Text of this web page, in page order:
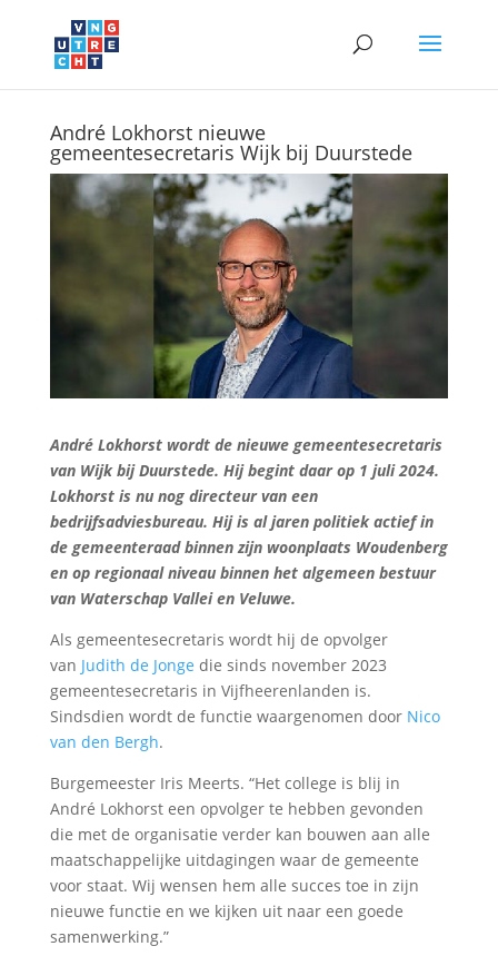
André Lokhorst nieuwe
gemeentesecretaris Wijk bij Duurstede
André Lokhorst wordt de nieuwe gemeentesecretaris
van Wijk bij Duurstede. Hij begint daar op 1 juli 2024.
Lokhorst is nu nog directeur van een
bedrijfsadviesbureau. Hij is al jaren politiek actief in
de gemeenteraad binnen zijn woonplaats Woudenberg
en op regionaal niveau binnen het algemeen bestuur
van Waterschap Vallei en Veluwe.
Als gemeentesecretaris wordt hij de opvolger
van Judith de Jonge die sinds november 2023
gemeentesecretaris in Vijfheerenlanden is.
Sindsdien wordt de functie waargenomen door Nico
van den Bergh.
Burgemeester Iris Meerts. “Het college is blij in
André Lokhorst een opvolger te hebben gevonden
die met de organisatie verder kan bouwen aan alle
maatschappelijke uitdagingen waar de gemeente
voor staat. Wij wensen hem alle succes toe in zijn
nieuwe functie en we kijken uit naar een goede
samenwerking.”